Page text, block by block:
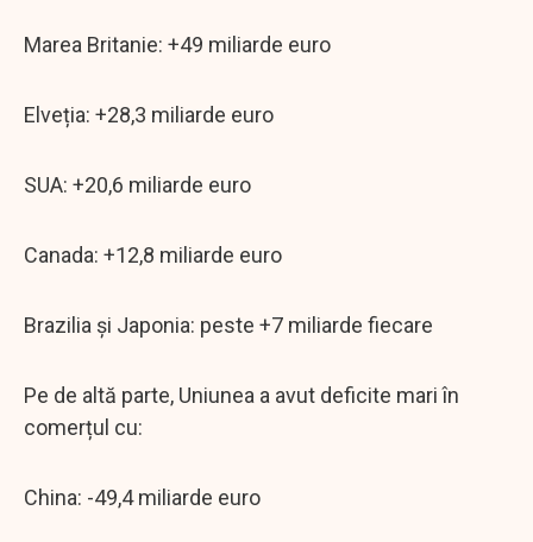
Marea Britanie: +49 miliarde euro
Elveția: +28,3 miliarde euro
SUA: +20,6 miliarde euro
Canada: +12,8 miliarde euro
Brazilia și Japonia: peste +7 miliarde fiecare
Pe de altă parte, Uniunea a avut deficite mari în
comerțul cu:
China: -49,4 miliarde euro